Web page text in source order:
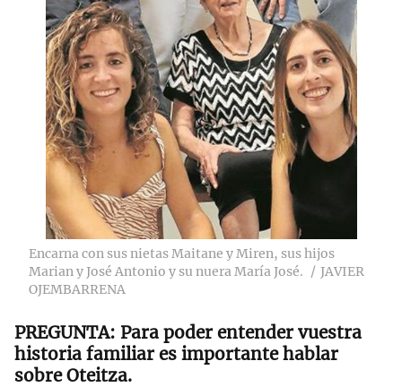
Encarna con sus nietas Maitane y Miren, sus hijos
Marian y José Antonio y su nuera María José.
JAVIER
OJEMBARRENA
Para poder entender vuestra
historia familiar es importante hablar
sobre Oteitza.